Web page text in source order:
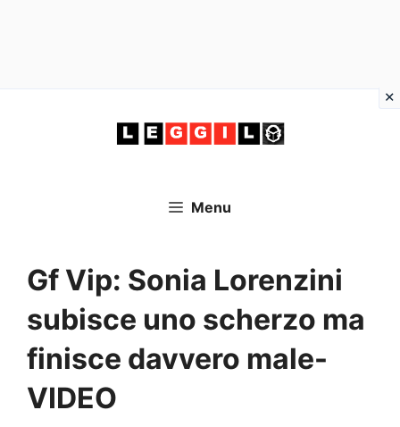
Menu
Gf Vip: Sonia Lorenzini
subisce uno scherzo ma
finisce davvero male-
VIDEO